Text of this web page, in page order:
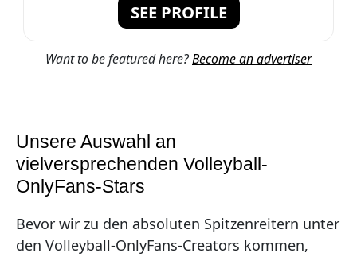
SEE PROFILE
Want to be featured here?Become an advertiser
Unsere Auswahl an
vielversprechenden Volleyball-
OnlyFans-Stars
Bevor wir zu den absoluten Spitzenreitern unter
den Volleyball-OnlyFans-Creators kommen,